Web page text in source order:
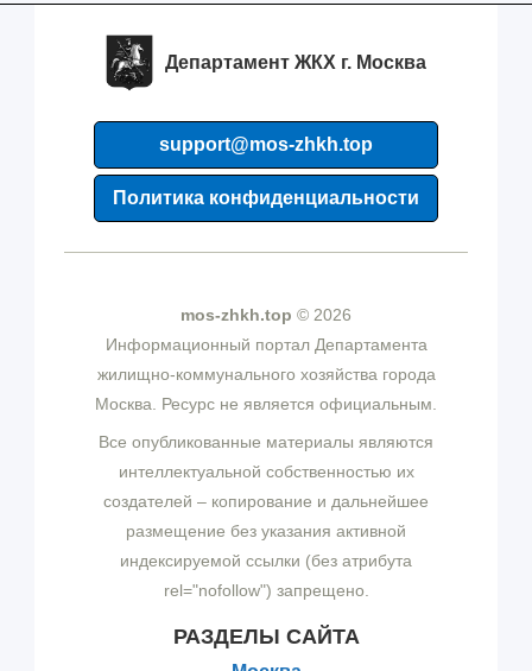
Департамент ЖКХ г. Москва
support@mos-zhkh.top
Политика конфиденциальности
mos-zhkh.top © 2026
Информационный портал Департамента
жилищно-коммунального хозяйства города
Москва. Ресурс не является официальным.
Все опубликованные материалы являются
интеллектуальной собственностью их
создателей – копирование и дальнейшее
размещение без указания активной
индексируемой ссылки (без атрибута
rel="nofollow") запрещено.
РАЗДЕЛЫ САЙТА